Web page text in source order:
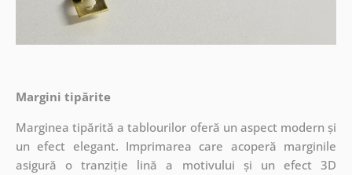
Margini tipărite
Marginea tipărită a tablourilor oferă un aspect modern și
un efect elegant. Imprimarea care acoperă marginile
asigură o tranziție lină a motivului și un efect 3D